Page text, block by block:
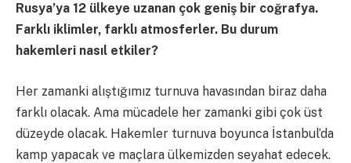
Rusya’ya 12 ülkeye uzanan çok geniş bir coğrafya.
Farklı iklimler, farklı atmosferler. Bu durum
hakemleri nasıl etkiler?
Her zamanki alıştığımız turnuva havasından biraz daha
farklı olacak. Ama mücadele her zamanki gibi çok üst
düzeyde olacak. Hakemler turnuva boyunca İstanbul’da
kamp yapacak ve maçlara ülkemizden seyahat edecek.